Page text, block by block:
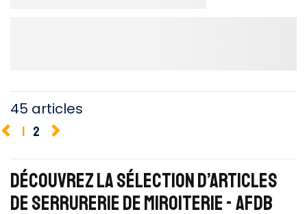
45 articles
1 2
DÉCOUVREZ LA SÉLECTION D’ARTICLES
DE SERRURERIE DE MIROITERIE - AFDB